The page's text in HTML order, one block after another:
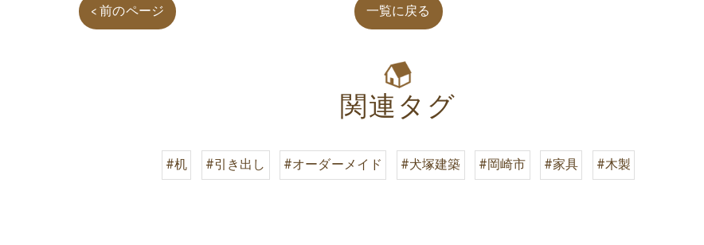
< 前のページ 一覧に戻る
関連タグ
#机 #引き出し #オーダーメイド #犬塚建築 #岡崎市 #家具 #木製